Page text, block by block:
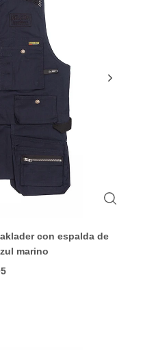
con espalda de
marino